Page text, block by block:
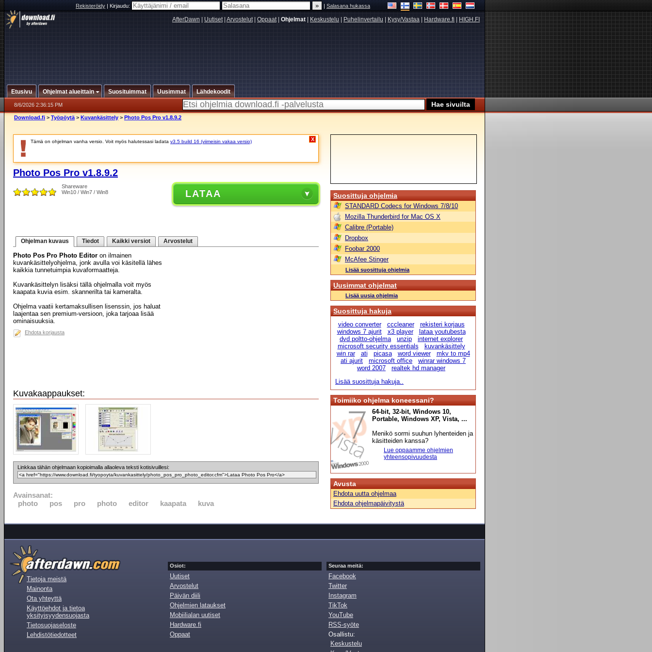
Rekisteröidy|Kirjaudu: |Salasana hukassa
AfterDawn Uutiset| Arvostelut| Oppaat| Ohjelmat Keskustelu Puhelinvertailu Kysy/Vastaa Hardware.fi HIGH.FI
Etusivu Ohjelmat alueittain Suosituimmat Uusimmat Lähdekoodit
8/6/2026 2:36:15 PM
Download.fi > Työpöytä > Kuvankäsittely > Photo Pos Pro v1.8.9.2
Tämä on ohjelman vanha versio. Voit myös halutessasi ladata v3.5 build 16 (viimeisin vakaa versio) X
Photo Pos Pro v1.8.9.2
Shareware
Win10 / Win7 / Win8
LATAA
Ohjelman kuvaus Tiedot Kaikki versiot Arvostelut
Photo Pos Pro Photo Editor on ilmainen
kuvankäsittelyohjelma, jonk avulla voi käsitellä lähes
kaikkia tunnetuimpia kuvaformaatteja.
Kuvankäsittelyn lisäksi tällä ohjelmalla voit myös
kaapata kuvia esim. skannerilta tai kameralta.
Ohjelma vaatii kertamaksullisen lisenssin, jos haluat
laajentaa sen premium-versioon, joka tarjoaa lisää
ominaisuuksia.
Ehdota korjausta
Kuvakaappaukset:
Linkkaa tähän ohjelmaan kopioimalla allaoleva teksti kotisivuillesi:
Avainsanat:
photo
pos pro photo editor kaapata kuva
Suosittuja ohjelmia
STANDARD Codecs for Windows 7/8/10
Mozilla Thunderbird for Mac OS X
Calibre (Portable)
Dropbox
Foobar 2000
McAfee Stinger
Lisää suosittuja ohjelmia
Uusimmat ohjelmat
Lisää uusia ohjelmia
Suosittuja hakuja
video converter cccleaner
rekisteri korjaus
windows 7 ajurit
x3 player
lataa youtubesta
dvd poltto-ohjelma
unzip
internet explorer
microsoft security essentials
kuvankäsittely
win rar
ati picasa word viewer
mkv to mp4
ati ajurit
microsoft office
winrar windows 7
word 2007
realtek hd manager
Lisää suosittuja hakuja..
Toimiiko ohjelma koneessani?
64-bit, 32-bit, Windows 10,
Portable, Windows XP, Vista, ...
Menikö sormi suuhun lyhenteiden ja
käsitteiden kanssa?
Lue oppaamme ohjelmien
yhteensopivuudesta
Avusta
Ehdota uutta ohjelmaa
Ehdota ohjelmapäivitystä
Tietoja meistä
Mainonta
Ota yhteyttä
Käyttöehdot ja tietoa
yksityisyydensuojasta
Tietosuojaseloste
Lehdistötiedotteet
Osiot:
Uutiset
Arvostelut
Päivän diili
Ohjelmien lataukset
Mobiilialan uutiset
Hardware.fi
Oppaat
Seuraa meitä:
Facebook
Twitter
Instagram
TikTok
YouTube
RSS-syöte
Osallistu:
Keskustelu